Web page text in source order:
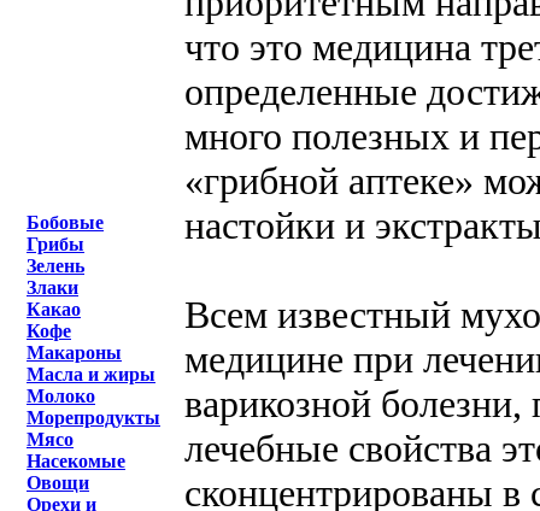
Бобовые
Грибы
Зелень
Злаки
Какао
Кофе
Макароны
Масла и жиры
Молоко
Морепродукты
Мясо
Насекомые
Овощи
Орехи и
что это медицина
определенные
много полезных и
«грибной аптеке»
настойки и
Всем известный
медицине при
варикозной болезни,
лечебные свойства
сконцентрированы в